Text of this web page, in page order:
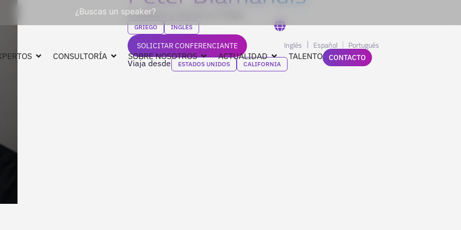
¿Buscas un speaker?
CONSULTORÍA SOBRE NOSOTROS ACTUALIDAD TALENTO
Inglés Español Portugués
CONTACTO
Presidente y CEO de la X PRIZE
GRIEGO INGLÉS
SOLICITAR CONFERENCIANTE
Viaja desde ESTADOS UNIDOS CALIFORNIA